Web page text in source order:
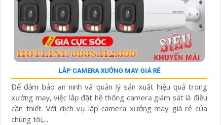
LẮP CAMERA XƯỞNG MAY GIÁ RẺ
Để đảm bảo an ninh và quản lý sản xuất hiệu quả trong
xưởng may, việc lắp đặt hệ thống camera giám sát là điều
cần thiết. Với dịch vụ lắp camera xưởng may giá rẻ của
chúng tôi,...